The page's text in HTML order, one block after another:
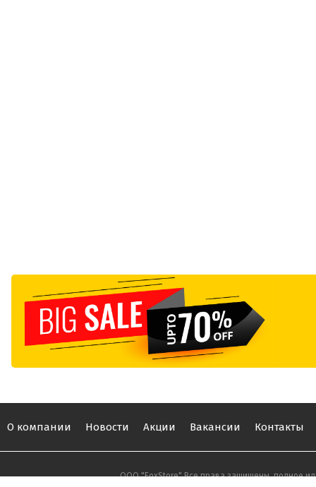
О компании Новости Акции Вакансии Контакты
ООО "FoxStore" Все права защищены, полное